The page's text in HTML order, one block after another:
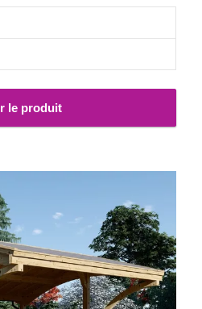
le produit